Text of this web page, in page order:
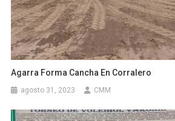
Agarra Forma Cancha En Corralero
agosto 31, 2023 CMM